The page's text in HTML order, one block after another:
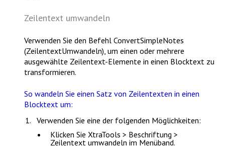
Zeilentext umwandeln
Verwenden Sie den BefehlConvertSimpleNotes
(ZeilentextUmwandeln) , um einen oder mehrere
ausgewählte Zeilentext-Elemente in einen Blocktext zu
transformieren.
So wandeln Sie einen Satz von Zeilentexten in einen
Blocktext um:
Verwenden Sie eine der folgenden Möglichkeiten:
Klicken Sie XtraTools > Beschriftung >
Zeilentext umwandeln im Menüband.